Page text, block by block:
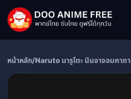
หน้าหลัก/Naruto นารูโตะ นินจาจอมคาถา